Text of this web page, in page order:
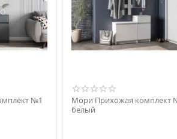
№1
Мори Прихожая комплект
белый